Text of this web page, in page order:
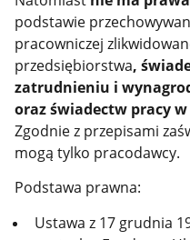
podstawie
pracowniczej
przedsiębiorstwa,
zatrudnieniu i
oraz świadectw pracy
Zgodnie z przepisami
mogą tylko pracodawcy.
Podstawa prawna:
Ustawa z 17 grudnia